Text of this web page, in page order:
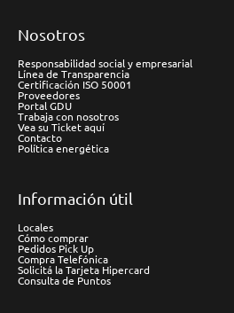
Nosotros
Responsabilidad social y empresarial
Línea de Transparencia
Certificación ISO 50001
Proveedores
Portal GDU
Trabaja con nosotros
Vea su Ticket aquí
Contacto
Política energética
Información útil
Locales
Cómo comprar
Pedidos Pick Up
Compra Telefónica
Solicitá la Tarjeta Hipercard
Consulta de Puntos